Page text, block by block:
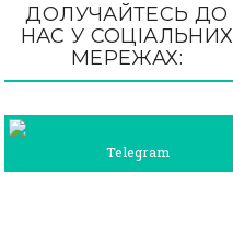
ДОЛУЧАЙТЕСЬ ДО
НАС У СОЦІАЛЬНИХ
МЕРЕЖАХ:
Telegram